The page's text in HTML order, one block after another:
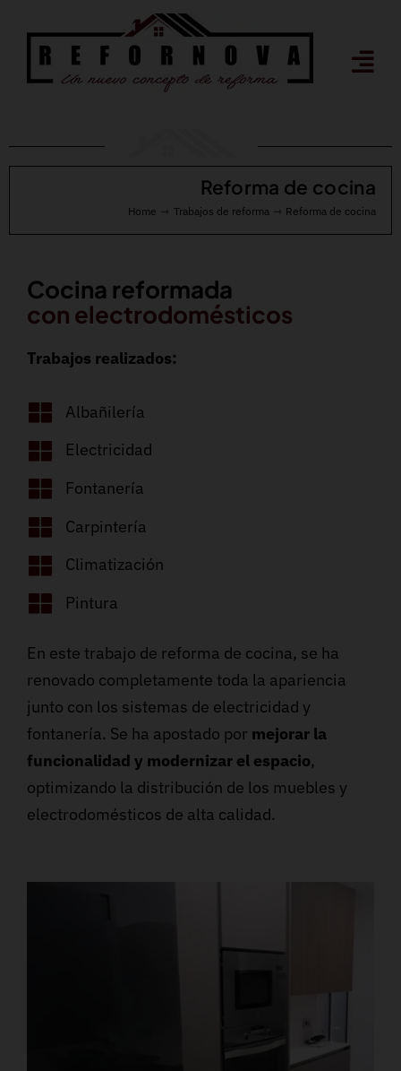
contenido
Reforma de cocina
Home Trabajos de reforma Reforma de cocina
Cocina reformada
con electrodomésticos
Trabajos realizados:
Albañilería
Electricidad
Fontanería
Carpintería
Climatización
Pintura
En este trabajo de reforma de cocina, se ha
renovado completamente toda la apariencia
junto con los sistemas de electricidad y
fontanería. Se ha apostado por mejorar la
funcionalidad y modernizar el espacio,
optimizando la distribución de los muebles y
electrodomésticos de alta calidad.